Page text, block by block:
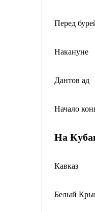
Перед
Накануне
Дантов ад
Начало
На
Кавказ
Белый